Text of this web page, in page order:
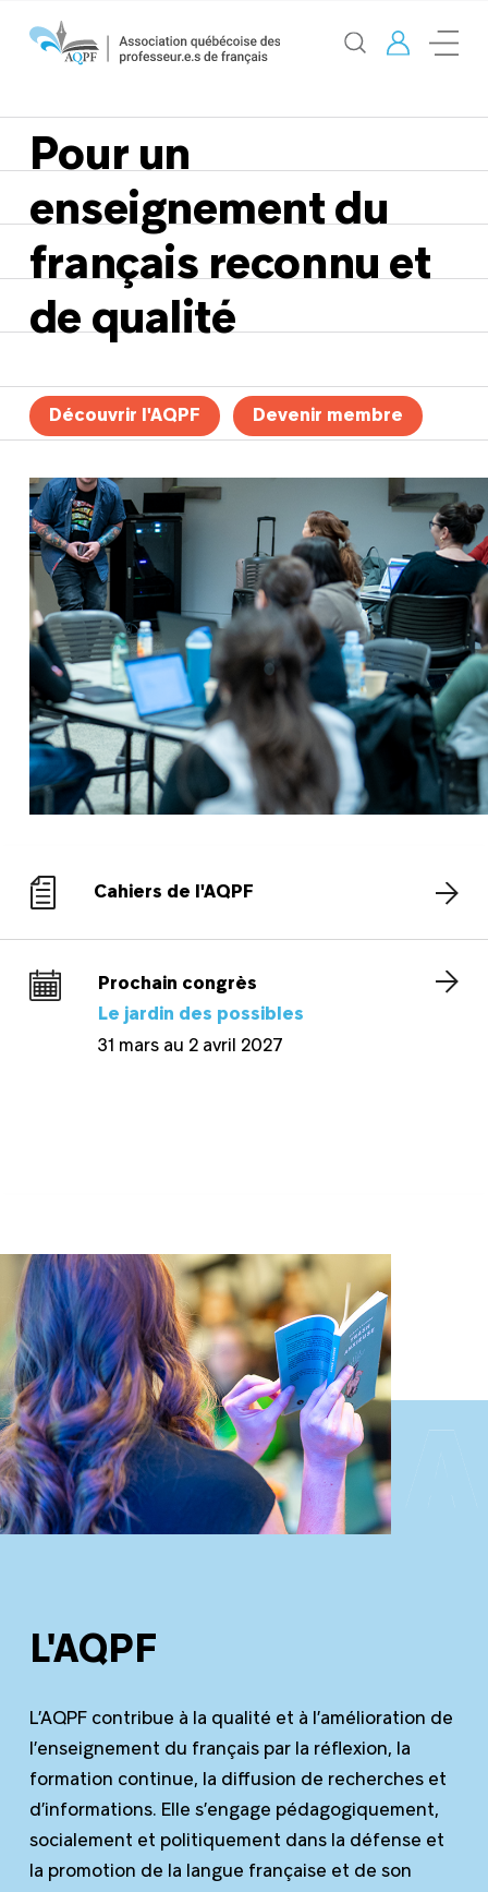
Pour un
enseignement du
français reconnu et
de qualité
Découvrir l'AQPF Devenir membre
Cahiers de l'AQPF
Prochain congrès
Le jardin des possibles
31 mars au 2 avril 2027
L'AQPF
L’AQPF contribue à la qualité et à l’amélioration de
l’enseignement du français par la réflexion, la
formation continue, la diffusion de recherches et
d’informations. Elle s’engage pédagogiquement,
socialement et politiquement dans la défense et
la promotion de la langue française et de son